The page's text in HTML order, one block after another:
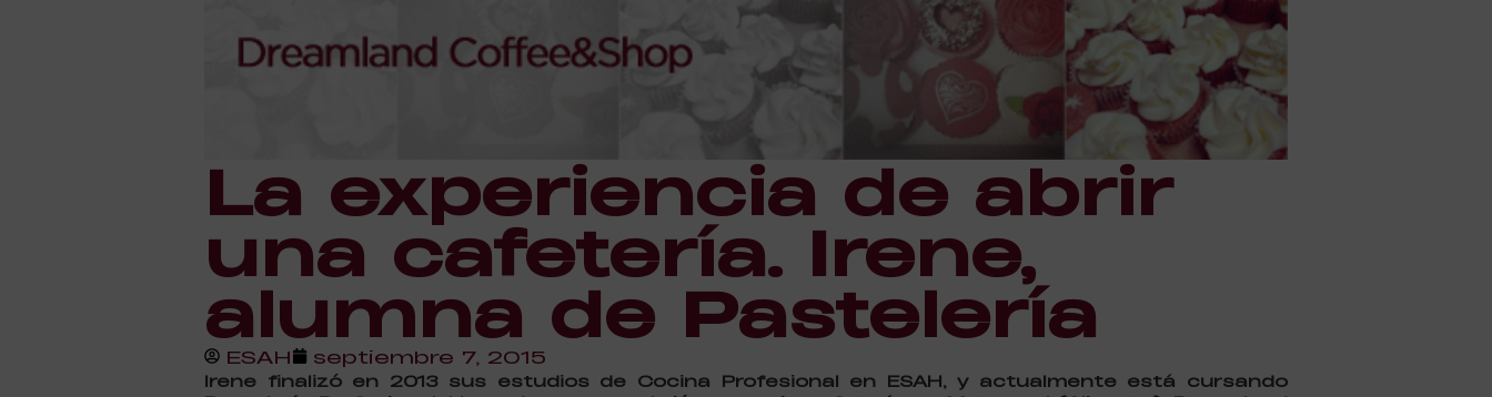
La experiencia de abrir
una cafetería. Irene,
alumna de Pastelería
ESAH septiembre 7, 2015
Irene finalizó en 2013 sus estudios de Cocina Profesional en ESAH, y actualmente está cursando